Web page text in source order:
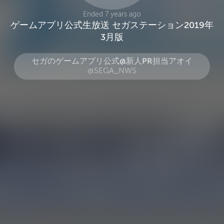
Ended 7 years ago
ゲームアプリ公式生放送 セガステーション2019年
3月版
セガのゲームアプリ公式@新人PR担当アオイ
@SEGA_NWS